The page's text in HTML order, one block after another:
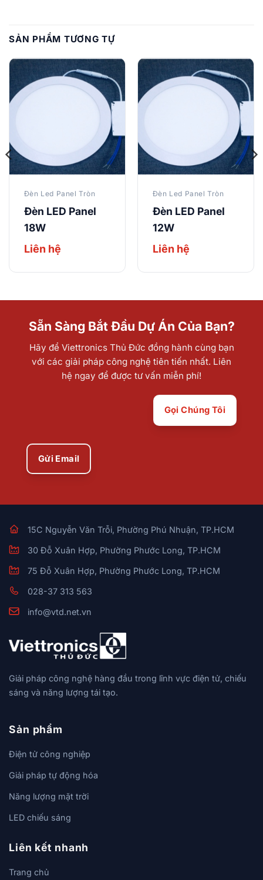
SẢN PHẨM TƯƠNG TỰ
Đèn Led Panel Tròn
Đèn LED Panel
18W
Liên hệ
Đèn Led Panel Tròn
Đèn LED Panel
12W
Liên hệ
Sẵn Sàng Bắt Đầu Dự Án Của Bạn?
Hãy để Viettronics Thủ Đức đồng hành cùng bạn
với các giải pháp công nghệ tiên tiến nhất. Liên
hệ ngay để được tư vấn miễn phí!
Gọi Chúng Tôi
Gửi Email
15C Nguyễn Văn Trỗi, Phường Phú Nhuận, TP.HCM
30 Đỗ Xuân Hợp, Phường Phước Long, TP.HCM
75 Đỗ Xuân Hợp, Phường Phước Long, TP.HCM
028-37 313 563
info@vtd.net.vn
Giải pháp công nghệ hàng đầu trong lĩnh vực điện tử, chiếu
sáng và năng lượng tái tạo.
Sản phẩm
Điện tử công nghiệp
Giải pháp tự động hóa
Năng lượng mặt trời
LED chiếu sáng
Liên kết nhanh
Trang chủ